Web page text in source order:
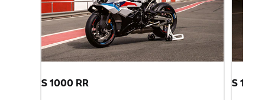
S 1000 RR
S